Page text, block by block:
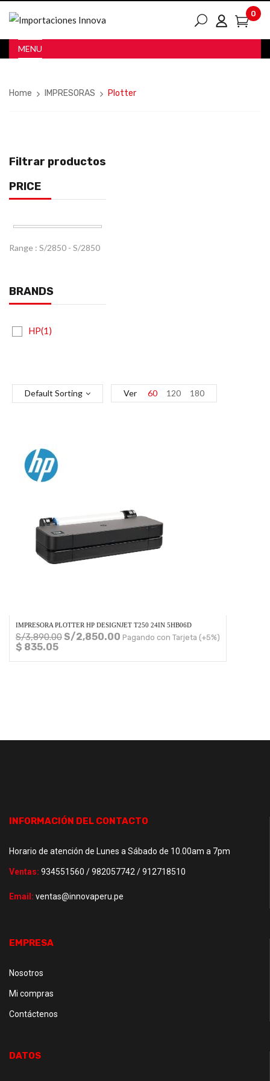
0
MENU
Home IMPRESORAS Plotter
Filtrar productos
PRICE
Range : S/2850 - S/2850
BRANDS
HP(1)
Default Sorting Ver 60 120 180
IMPRESORA PLOTTER HP DESIGNJET T250 24IN 5HB06D
S/3,890.00S/2,850.00 Pagando con Tarjeta (+5%)
$ 835.05
INFORMACIÓN DEL CONTACTO
Horario de atención de Lunes a Sábado de 10.00am a 7pm
Ventas: 934551560 / 982057742 / 912718510
Email: ventas@innovaperu.pe
EMPRESA
Nosotros
Mi compras
Contáctenos
DATOS